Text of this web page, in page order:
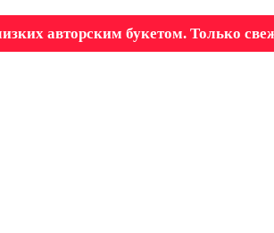
авторским букетом. Только